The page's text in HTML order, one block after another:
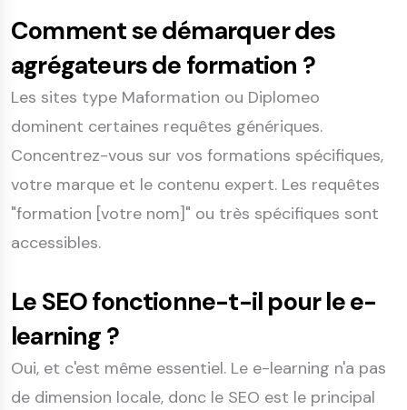
Comment se démarquer des
agrégateurs de formation ?
Les sites type Maformation ou Diplomeo
dominent certaines requêtes génériques.
Concentrez-vous sur vos formations spécifiques,
votre marque et le contenu expert. Les requêtes
"formation [votre nom]" ou très spécifiques sont
accessibles.
Le SEO fonctionne-t-il pour le e-
learning ?
Oui, et c'est même essentiel. Le e-learning n'a pas
de dimension locale, donc le SEO est le principal